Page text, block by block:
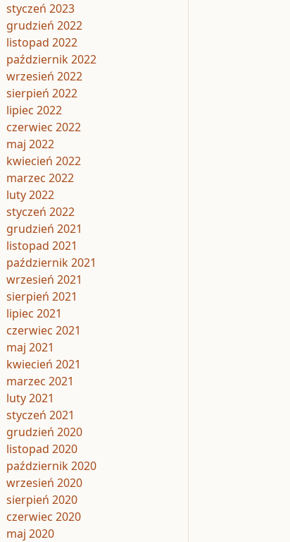
styczeń 2023
grudzień 2022
listopad 2022
październik 2022
wrzesień 2022
sierpień 2022
lipiec 2022
czerwiec 2022
maj 2022
kwiecień 2022
marzec 2022
luty 2022
styczeń 2022
grudzień 2021
listopad 2021
październik 2021
wrzesień 2021
sierpień 2021
lipiec 2021
czerwiec 2021
maj 2021
kwiecień 2021
marzec 2021
luty 2021
styczeń 2021
grudzień 2020
listopad 2020
październik 2020
wrzesień 2020
sierpień 2020
czerwiec 2020
maj 2020